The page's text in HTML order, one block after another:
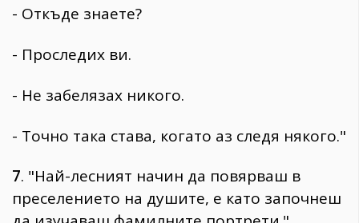
- Откъде знаете?
- Проследих ви.
- Не забелязах никого.
- Точно така става, когато аз следя някого."
7. "Най-лесният начин да повярваш в
преселението на душите, е като започнеш